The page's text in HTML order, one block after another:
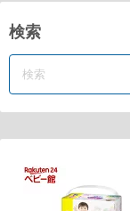
検索